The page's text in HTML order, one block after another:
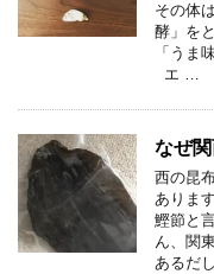
その体
酵」を
「うま
エ …
なぜ
西の昆
ありま
鰹節と
ん、関
あるだ